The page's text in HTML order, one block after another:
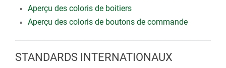
Aperçu des coloris de boitiers
Aperçu des coloris de boutons de commande
STANDARDS INTERNATIONAUX